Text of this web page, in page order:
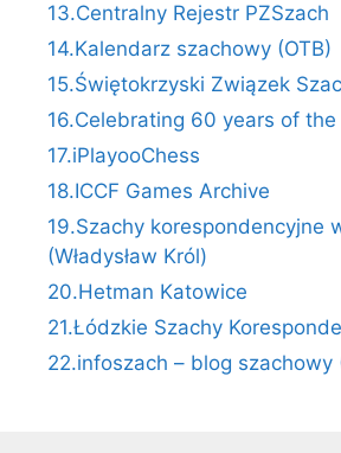
13.Centralny Rejestr PZSzach
14.Kalendarz szachowy (OTB)
15.Świętokrzyski Związek
16.Celebrating 60 years of the
17.iPlayooChess
18.ICCF Games Archive
19.Szachy korespondencyjne
(Władysław Król)
20.Hetman Katowice
21.Łódzkie Szachy
22.infoszach – blog szachowy